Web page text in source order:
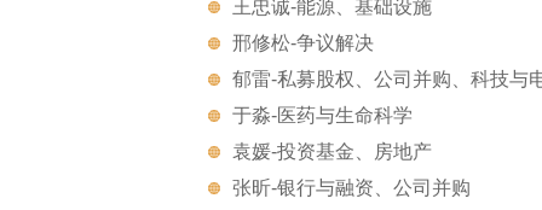
王忠诚-能源、基础设施
邢修松-争议解决
郁雷-私募股权、公司并购、科技与
于淼-医药与生命科学
袁媛-投资基金、房地产
张昕-银行与融资、公司并购